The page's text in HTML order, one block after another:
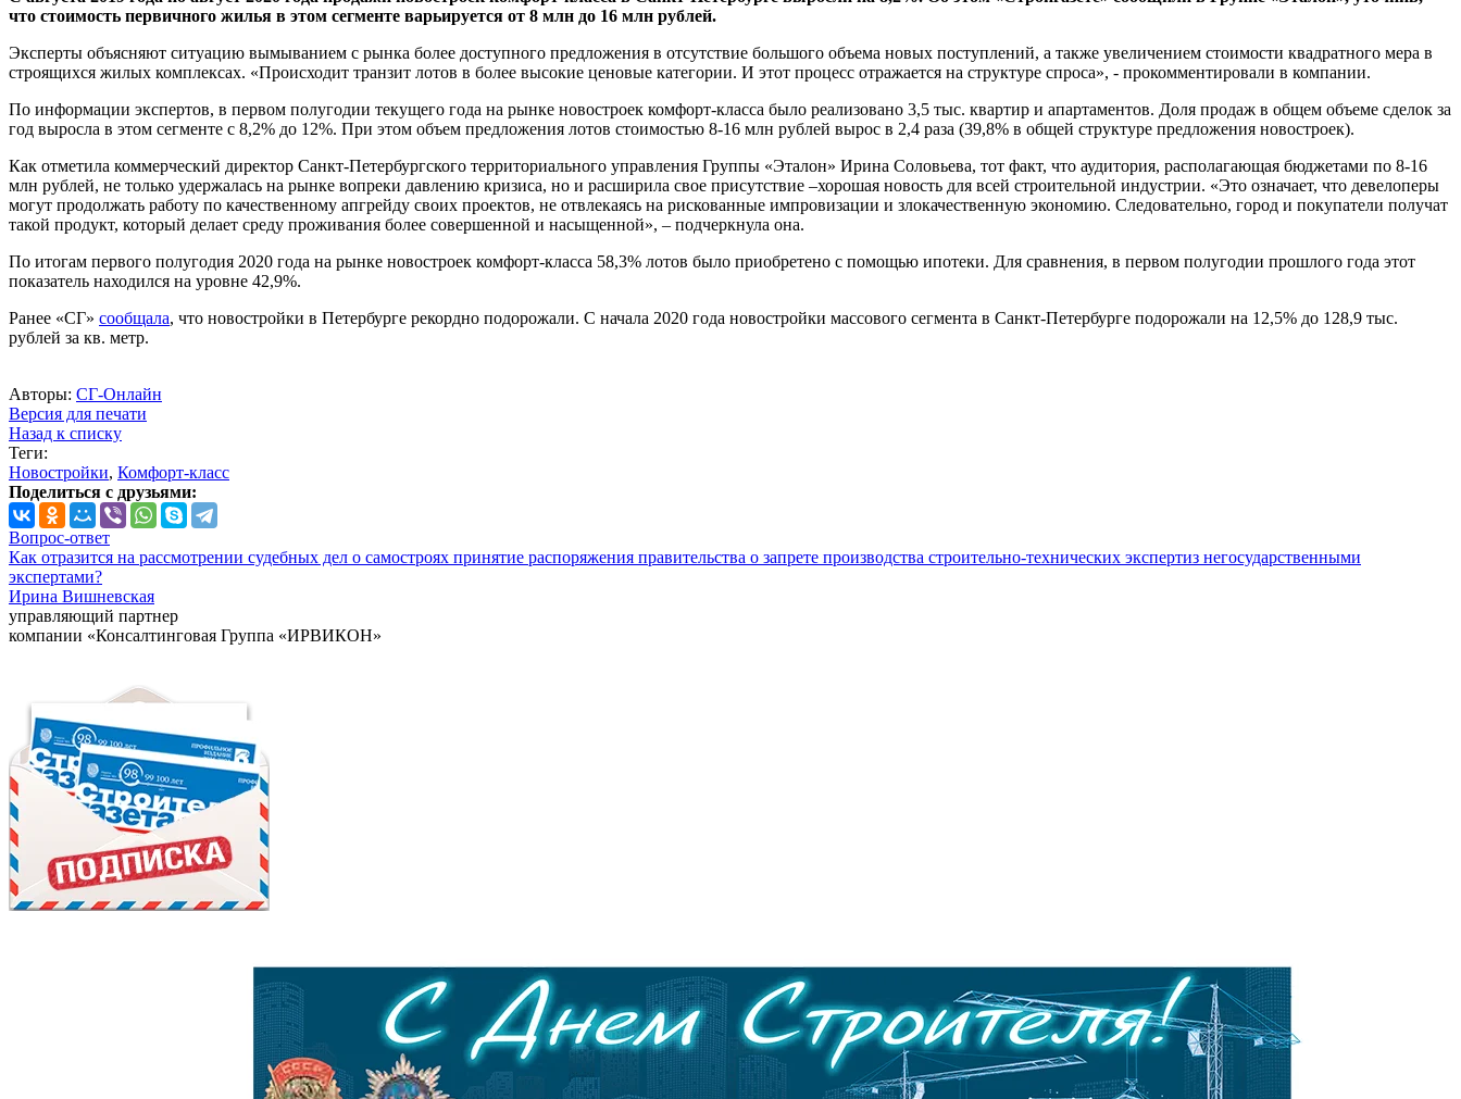
что стоимость первичного жилья в этом сегменте варьируется от 8 млн до 16 млн рублей.
Эксперты объясняют ситуацию вымыванием с рынка более доступного предложения в отсутствие большого объема новых поступлений, а также увеличением стоимости квадратного мера в
строящихся жилых комплексах. «Происходит транзит лотов в более высокие ценовые категории. И этот процесс отражается на структуре спроса», - прокомментировали в компании.
По информации экспертов, в первом полугодии текущего года на рынке новостроек комфорт-класса было реализовано 3,5 тыс. квартир и апартаментов. Доля продаж в общем объеме сделок за
год выросла в этом сегменте с 8,2% до 12%. При этом объем предложения лотов стоимостью 8-16 млн рублей вырос в 2,4 раза (39,8% в общей структуре предложения новостроек).
Как отметила коммерческий директор Санкт-Петербургского территориального управления Группы «Эталон» Ирина Соловьева, тот факт, что аудитория, располагающая бюджетами по 8-16
млн рублей, не только удержалась на рынке вопреки давлению кризиса, но и расширила свое присутствие –хорошая новость для всей строительной индустрии. «Это означает, что девелоперы
могут продолжать работу по качественному апгрейду своих проектов, не отвлекаясь на рискованные импровизации и злокачественную экономию. Следовательно, город и покупатели получат
такой продукт, который делает среду проживания более совершенной и насыщенной», – подчеркнула она.
По итогам первого полугодия 2020 года на рынке новостроек комфорт-класса 58,3% лотов было приобретено с помощью ипотеки. Для сравнения, в первом полугодии прошлого года этот
показатель находился на уровне 42,9%.
Ранее «СГ» сообщала, что новостройки в Петербурге рекордно подорожали. С начала 2020 года новостройки массового сегмента в Санкт-Петербурге подорожали на 12,5% до 128,9 тыс.
рублей за кв. метр.
Авторы: СГ-Онлайн
Версия для печати
Назад к списку
Теги:
Новостройки, Комфорт-класс
Поделиться с друзьями:
Вопрос-ответ
Как отразится на рассмотрении судебных дел о самостроях принятие распоряжения правительства о запрете производства строительно-технических экспертиз негосударственными
экспертами?
Ирина Вишневская
управляющий партнер
компании «Консалтинговая Группа «ИРВИКОН»